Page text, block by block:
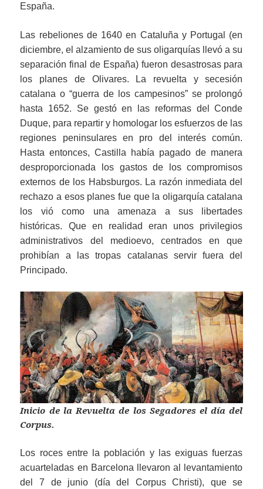
España.
Las rebeliones de 1640 en Cataluña y Portugal (en
diciembre, el alzamiento de sus oligarquías llevó a su
separación final de España) fueron desastrosas para
los planes de Olivares. La revuelta y secesión
catalana o “guerra de los campesinos” se prolongó
hasta 1652. Se gestó en las reformas del Conde
Duque, para repartir y homologar los esfuerzos de las
regiones peninsulares en pro del interés común.
Hasta entonces, Castilla había pagado de manera
desproporcionada los gastos de los compromisos
externos de los Habsburgos. La razón inmediata del
rechazo a esos planes fue que la oligarquía catalana
los vió como una amenaza a sus libertades
históricas. Que en realidad eran unos privilegios
administrativos del medioevo, centrados en que
prohibían a las tropas catalanas servir fuera del
Principado.
Inicio de la Revuelta de los Segadores el día del
Corpus.
Los roces entre la población y las exiguas fuerzas
acuarteladas en Barcelona llevaron al levantamiento
del 7 de junio (día del Corpus Christi), que se